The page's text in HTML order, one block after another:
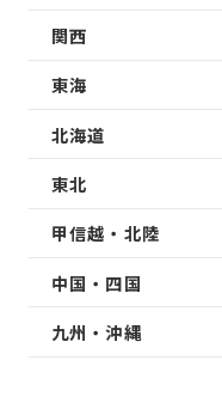
関西
東海
北海道
東北
甲信越・北陸
中国・四国
九州・沖縄